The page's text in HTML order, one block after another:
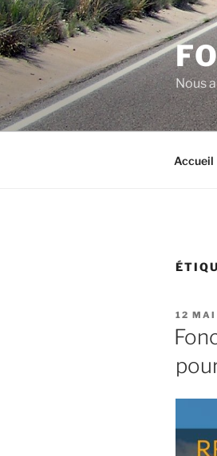
Aller
au
contenu
principal
Nous
Accueil
PUBLIÉ
LE
12